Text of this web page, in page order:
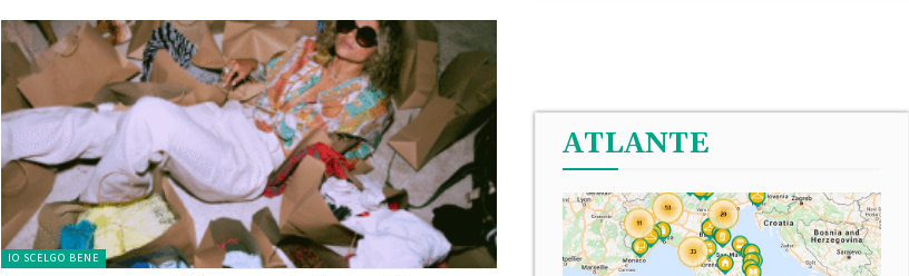
IO SCELGO BENE
ATLANTE